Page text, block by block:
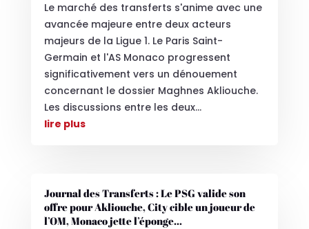
Le marché des transferts s'anime avec une
avancée majeure entre deux acteurs
majeurs de la Ligue 1. Le Paris Saint-
Germain et l'AS Monaco progressent
significativement vers un dénouement
concernant le dossier Maghnes Akliouche.
Les discussions entre les deux...
lire plus
Journal des Transferts : Le PSG valide son
offre pour Akliouche, City cible un joueur de
l’OM, Monaco jette l’éponge…